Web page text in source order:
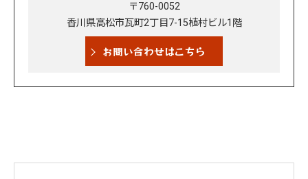
〒760-0052
香川県高松市瓦町2丁目7-15植村ビル1階
お問い合わせはこちら